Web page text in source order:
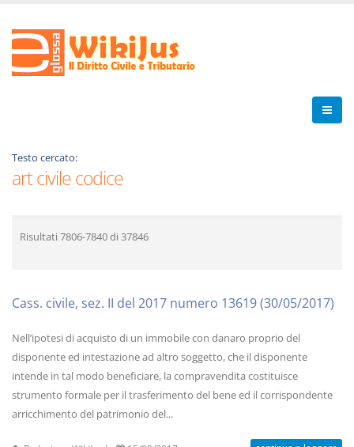
Testo cercato:
art civile codice
Risultati 7806-7840di 37846
Cass. civile, sez. II del 2017 numero 13619 (30/05/2017)
Nell’ipotesi di acquisto di un immobile con danaro proprio del
disponente ed intestazione ad altro soggetto, che il disponente
intende in tal modo beneficiare, la compravendita costituisce
strumento formale per il trasferimento del bene ed il corrispondente
arricchimento del patrimonio del...